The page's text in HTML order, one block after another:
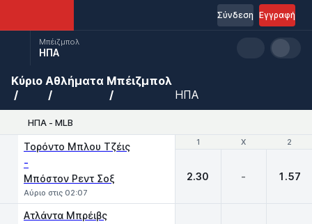
Εγγραφή
Σύνδεση
Μπέιζμπολ
ΗΠΑ
Κύριο Αθλήματα Μπέιζμπολ
ΗΠΑ
ΗΠΑ - MLB
1 X 2
Τορόντο Μπλου Τζέις
-
Μπόστον Ρεντ Σοξ
Αύριο στις 02:07
1 X 2
2.30 - 1.57
Ατλάντα Μπρέιβς